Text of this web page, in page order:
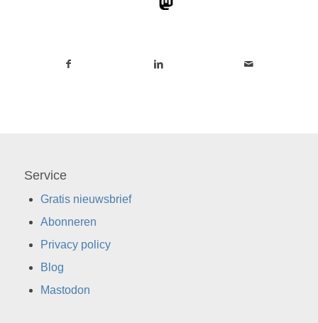
Service
Gratis nieuwsbrief
Abonneren
Privacy policy
Blog
Mastodon